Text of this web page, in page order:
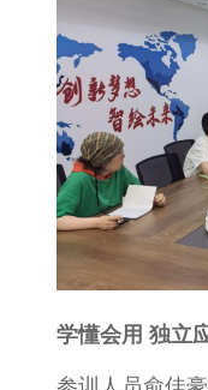
学懂会用 独立